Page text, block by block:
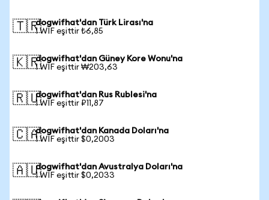
🇹🇷dogwifhat'dan Türk Lirası'na
1 WIF eşittir ₺6,85
🇰🇷dogwifhat'dan Güney Kore Wonu'na
1 WIF eşittir ₩203,63
🇷🇺dogwifhat'dan Rus Rublesi'na
1 WIF eşittir ₽11,87
🇨🇦dogwifhat'dan Kanada Doları'na
1 WIF eşittir $0,2003
🇦🇺dogwifhat'dan Avustralya Doları'na
1 WIF eşittir $0,2033